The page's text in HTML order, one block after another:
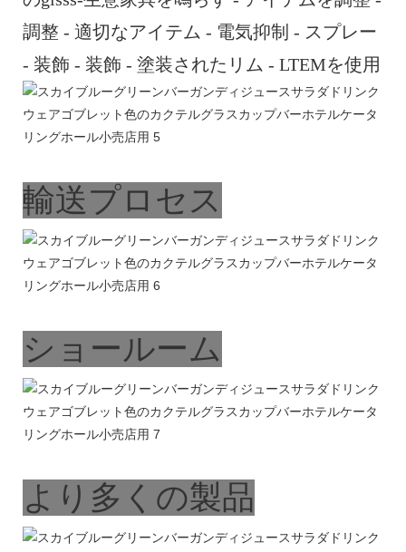
調整 - 適切なアイテム - 電気抑制 - スプレー
- 装飾 - 装飾 - 塗装されたリム - LTEMを使用
輸送プロセス
ショールーム
より多くの製品